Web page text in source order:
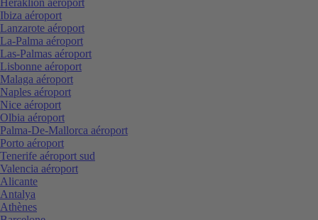
Ibiza aéroport
Lanzarote aéroport
La-Palma aéroport
Las-Palmas aéroport
Lisbonne aéroport
Malaga aéroport
Naples aéroport
Nice aéroport
Olbia aéroport
Palma-De-Mallorca aéroport
Porto aéroport
Tenerife aéroport sud
Valencia aéroport
Alicante
Antalya
Athènes